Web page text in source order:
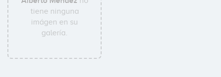
tiene ninguna
imágen en su
galería.